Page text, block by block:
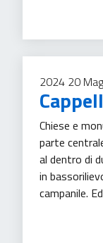
2024 20 Mag
Chiese e
parte
al dentro di
in
campanile.